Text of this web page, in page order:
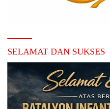
SELAMAT DAN SUKSES